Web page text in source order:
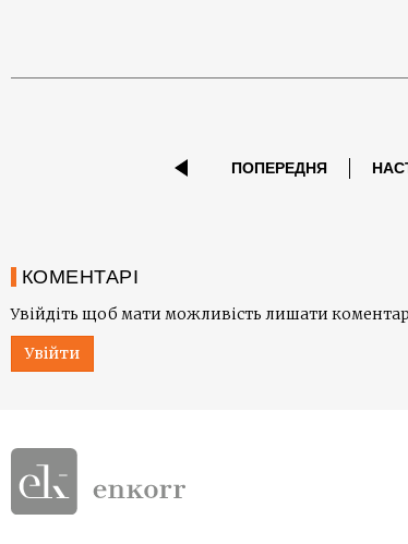
ПОПЕРЕДНЯ
КОМЕНТАРІ
Увійдіть щоб мати можливість лишати
Увійти